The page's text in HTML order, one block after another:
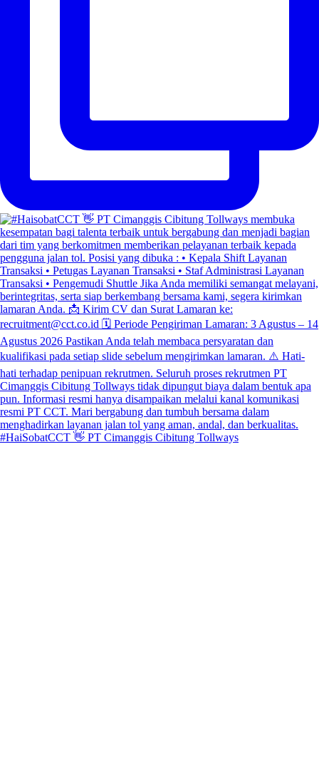
#HaiSobatCCT 👋 PT Cimanggis Cibitung Tollways